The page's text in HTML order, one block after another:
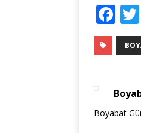
F
a
c
b
o
Boyabat